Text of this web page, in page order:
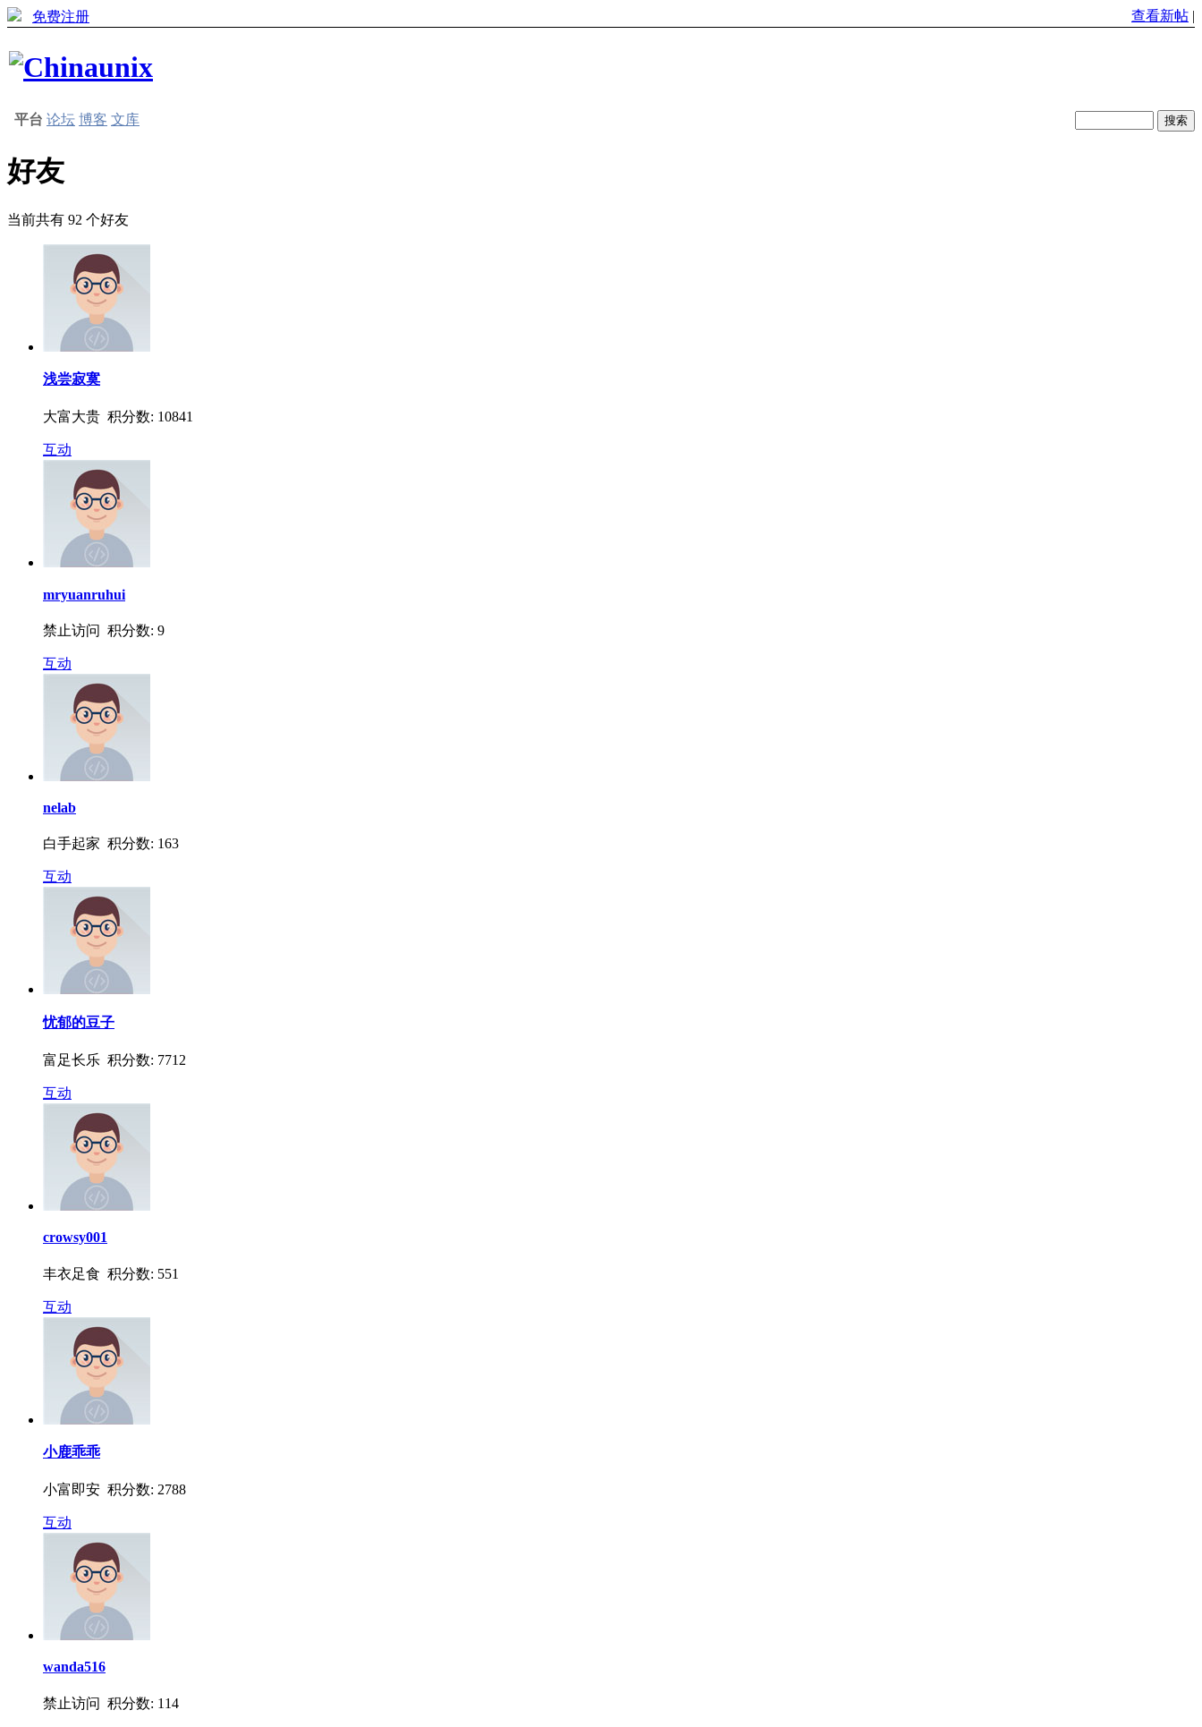
免费注册 查看新帖 |
平台 论坛 博客 文库
好友
当前共有 92 个好友
浅尝寂寞
大富大贵 积分数: 10841
互动
mryuanruhui
禁止访问 积分数: 9
互动
nelab
白手起家 积分数: 163
互动
忧郁的豆子
富足长乐 积分数: 7712
互动
crowsy001
丰衣足食 积分数: 551
互动
小鹿乖乖
小富即安 积分数: 2788
互动
wanda516
禁止访问 积分数: 114